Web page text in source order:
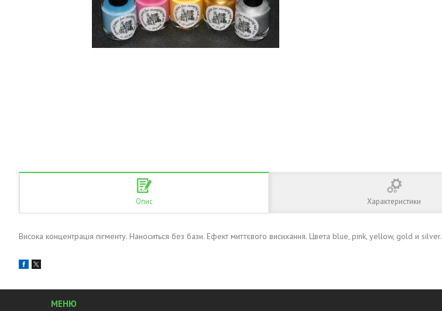
Опис Характеристики
Висока концентрація пігменту. Наноситься без бази. Ефект миттєвого висихання. Цвета blue, pink, yellow, gold и silver.
МЕНЮ